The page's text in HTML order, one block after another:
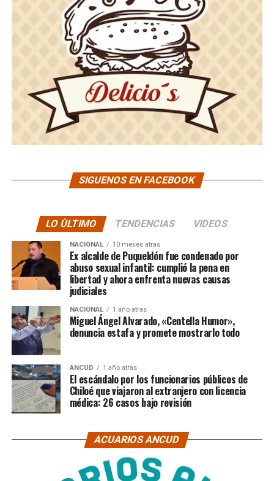
SIGUENOS EN FACEBOOK
LO ÙLTIMO TENDENCIAS VIDEOS
NACIONAL 10 meses atras
Ex alcalde de Puqueldón fue condenado por
abuso sexual infantil: cumplió la pena en
libertad y ahora enfrenta nuevas causas
judiciales
NACIONAL 1 año atras
Miguel Ángel Alvarado, «Centella Humor»,
denuncia estafa y promete mostrarlo todo
ANCUD 1 año atras
El escándalo por los funcionarios públicos de
Chiloé que viajaron al extranjero con licencia
médica: 26 casos bajo revisión
ACUARIOS ANCUD